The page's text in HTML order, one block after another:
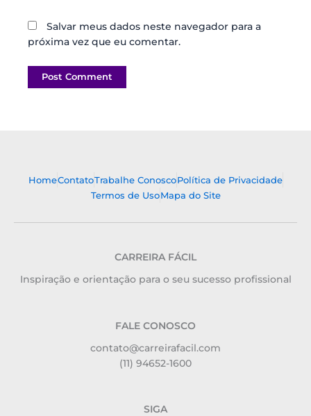
Salvar meus dados neste navegador para a
próxima vez que eu comentar.
HomeContatoTrabalhe ConoscoPolítica de Privacidade
Termos de UsoMapa do Site
CARREIRA FÁCIL
Inspiração e orientação para o seu sucesso profissional
FALE CONOSCO
contato@carreirafacil.com
(11) 94652-1600
SIGA